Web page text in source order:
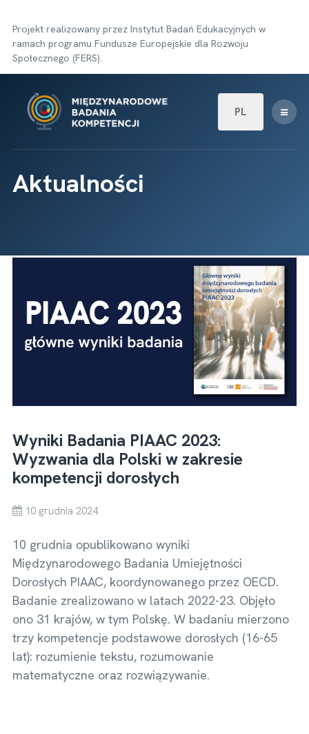
Projekt realizowany przez Instytut Badań Edukacyjnych w
ramach programu Fundusze Europejskie dla Rozwoju
Społecznego (FERS).
Wybierz swój język
PL
Aktualności
Wyniki Badania PIAAC 2023:
Wyzwania dla Polski w zakresie
kompetencji dorosłych
10 grudnia 2024
10 grudnia opublikowano wyniki
Międzynarodowego Badania Umiejętności
Dorosłych PIAAC, koordynowanego przez OECD.
Badanie zrealizowano w latach 2022-23. Objęło
ono 31 krajów, w tym Polskę. W badaniu mierzono
trzy kompetencje podstawowe dorosłych (16-65
lat): rozumienie tekstu, rozumowanie
matematyczne oraz rozwiązywanie.